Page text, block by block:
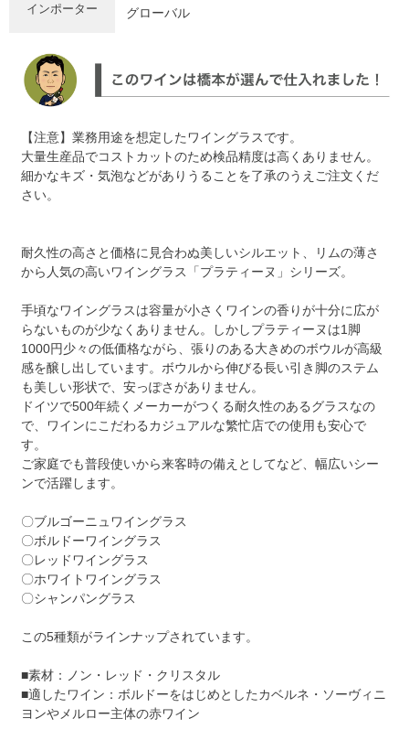
インポーター グローバル
【注意】業務用途を想定したワイングラスです。
大量生産品でコストカットのため検品精度は高くありません。
細かなキズ・気泡などがありうることを了承のうえご注文くだ
さい。
耐久性の高さと価格に見合わぬ美しいシルエット、リムの薄さ
から人気の高いワイングラス「プラティーヌ」シリーズ。
手頃なワイングラスは容量が小さくワインの香りが十分に広が
らないものが少なくありません。しかしプラティーヌは1脚
1000円少々の低価格ながら、張りのある大きめのボウルが高級
感を醸し出しています。ボウルから伸びる長い引き脚のステム
も美しい形状で、安っぽさがありません。
ドイツで500年続くメーカーがつくる耐久性のあるグラスなの
で、ワインにこだわるカジュアルな繁忙店での使用も安心で
す。
ご家庭でも普段使いから来客時の備えとしてなど、幅広いシー
ンで活躍します。
〇ブルゴーニュワイングラス
〇ボルドーワイングラス
〇レッドワイングラス
〇ホワイトワイングラス
〇シャンパングラス
この5種類がラインナップされています。
■素材：ノン・レッド・クリスタル
■適したワイン：ボルドーをはじめとしたカベルネ・ソーヴィニ
ヨンやメルロー主体の赤ワイン